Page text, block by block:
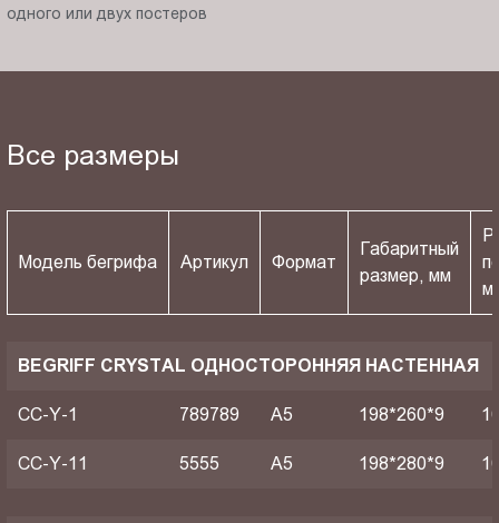
одного или двух постеров
Все размеры
Модель бегрифа Артикул Формат
Габаритный
размер, мм
BEGRIFF CRYSTAL ОДНОСТОРОННЯЯ НАСТЕННАЯ
CC-Y-1 789789 A5 198*260*9
CC-Y-11 5555 A5 198*280*9